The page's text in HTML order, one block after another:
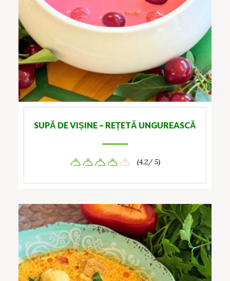
SUPĂ DE VIȘINE – REȚETĂ UNGUREASCĂ
(4.2/ 5)